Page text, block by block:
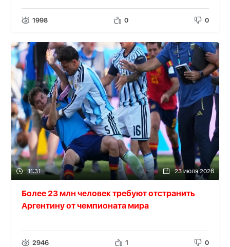
1998 0 0
11:31 23 июля 2026
Более 23 млн человек требуют отстранить
Аргентину от чемпионата мира
2946 1 0